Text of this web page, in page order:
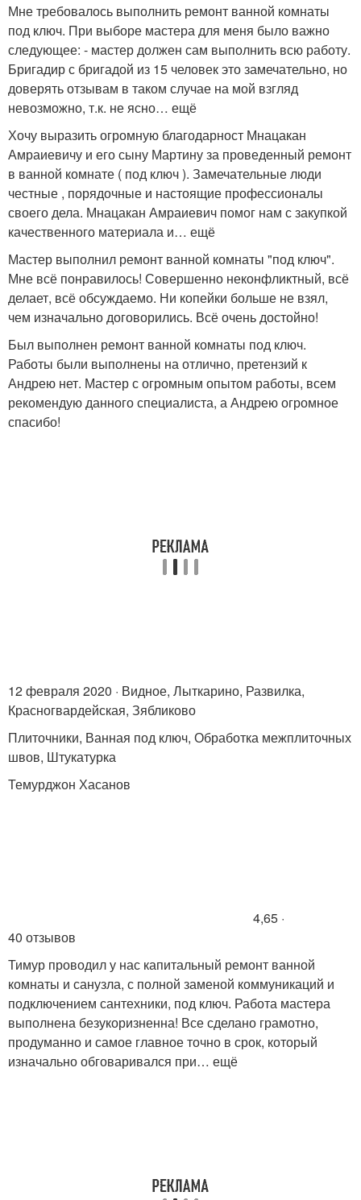
Мне требовалось выполнить ремонт ванной комнаты
под ключ. При выборе мастера для меня было важно
следующее: - мастер должен сам выполнить всю работу.
Бригадир с бригадой из 15 человек это замечательно, но
доверять отзывам в таком случае на мой взгляд
невозможно, т.к. не ясно… ещё
Хочу выразить огромную благодарност Мнацакан
Амраиевичу и его сыну Мартину за проведенный ремонт
в ванной комнате ( под ключ ). Замечательные люди
честные , порядочные и настоящие профессионалы
своего дела. Мнацакан Амраиевич помог нам с закупкой
качественного материала и… ещё
Мастер выполнил ремонт ванной комнаты "под ключ".
Мне всё понравилось! Совершенно неконфликтный, всё
делает, всё обсуждаемо. Ни копейки больше не взял,
чем изначально договорились. Всё очень достойно!
Был выполнен ремонт ванной комнаты под ключ.
Работы были выполнены на отлично, претензий к
Андрею нет. Мастер с огромным опытом работы, всем
рекомендую данного специалиста, а Андрею огромное
спасибо!
12 февраля 2020 · Видное, Лыткарино, Развилка,
Красногвардейская, Зябликово
Плиточники, Ванная под ключ, Обработка межплиточных
швов, Штукатурка
Темурджон Хасанов
4,65 ·
40 отзывов
Тимур проводил у нас капитальный ремонт ванной
комнаты и санузла, с полной заменой коммуникаций и
подключением сантехники, под ключ. Работа мастера
выполнена безукоризненна! Все сделано грамотно,
продуманно и самое главное точно в срок, который
изначально обговаривался при… ещё